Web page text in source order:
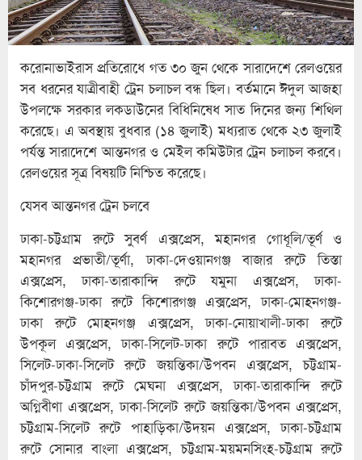
করোনাভাইরাস প্রতিরোধে গত ৩০ জুন থেকে সারাদেশে রেলওয়ের
সব ধরনের যাত্রীবাহী ট্রেন চলাচল বন্ধ ছিল। বর্তমানে ঈদুল আজহা
উপলক্ষে সরকার লকডাউনের বিধিনিষেধ সাত দিনের জন্য শিথিল
করেছে। এ অবস্থায় বুধবার (১৪ জুলাই) মধ্যরাত থেকে ২৩ জুলাই
পর্যন্ত সারাদেশে আন্তনগর ও মেইল কমিউটার ট্রেন চলাচল করবে।
রেলওয়ের সূত্র বিষয়টি নিশ্চিত করেছে।
যেসব আন্তনগর ট্রেন চলবে
ঢাকা-চট্টগ্রাম রুটে সুবর্ণ এক্সপ্রেস, মহানগর গোধূলি/তূর্ণ ও
মহানগর প্রভাতী/তূর্ণা, ঢাকা-দেওয়ানগঞ্জ বাজার রুটে তিস্তা
এক্সপ্রেস, ঢাকা-তারাকান্দি রুটে যমুনা এক্সপ্রেস, ঢাকা-
কিশোরগঞ্জ-ঢাকা রুটে কিশোরগঞ্জ এক্সপ্রেস, ঢাকা-মোহনগঞ্জ-
ঢাকা রুটে মোহনগঞ্জ এক্সপ্রেস, ঢাকা-নোয়াখালী-ঢাকা রুটে
উপকূল এক্সপ্রেস, ঢাকা-সিলেট-ঢাকা রুটে পারাবত এক্সপ্রেস,
সিলেট-ঢাকা-সিলেট রুটে জয়ন্তিকা/উপবন এক্সপ্রেস, চট্টগ্রাম-
চাঁদপুর-চট্টগ্রাম রুটে মেঘনা এক্সপ্রেস, ঢাকা-তারাকান্দি রুটে
অগ্নিবীণা এক্সপ্রেস, ঢাকা-সিলেট রুটে জয়ন্তিকা/উপবন এক্সপ্রেস,
চট্টগ্রাম-সিলেট রুটে পাহাড়িকা/উদয়ন এক্সপ্রেস, ঢাকা-চট্টগ্রাম
রুটে সোনার বাংলা এক্সপ্রেস, চট্টগ্রাম-ময়মনসিংহ-চট্টগ্রাম রুটে